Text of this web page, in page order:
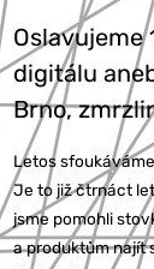
Oslavujeme
digitálu
Brno,
Letos
Je to již čtrnáct
jsme pomohli
a produktům najít